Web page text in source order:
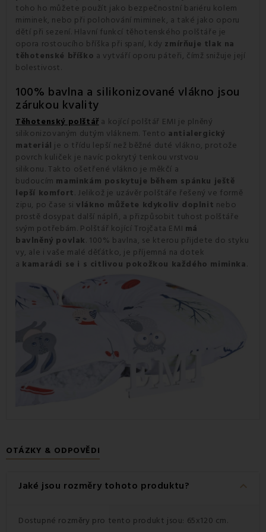
toho ho můžete použít jako bezpečnostní bariéru kolem
miminek, nebo při polohování miminek, a také jako oporu
dětí při sezení. Hlavní funkcí těhotenského polštáře je
opora rostoucího bříška při spaní, kdy zmírňuje tlak na
těhotenské bříško a vytváří oporu páteři, čímž snižuje její
bolestivost.
100% bavlna a silikonizované vlákno jsou
zárukou kvality
Těhotenský polštář a kojící polštář EMI je plněný
silikonizovaným dutým vláknem. Tento antialergický
materiál je o třídu lepší než běžné duté vlákno, protože
povrch kuliček je navíc pokrytý tenkou vrstvou
silikonu. Takto ošetřené vlákno je měkčí a
budoucím maminkám poskytuje během spánku ještě
lepší komfort. Jelikož je uzávěr polštáře řešený ve formě
zipu, po čase si vlákno můžete kdykoliv doplnit nebo
prostě dosypat další náplň, a přizpůsobit tuhost polštáře
svým potřebám. Polštář kojící Trojčata EMI má
bavlněný povlak. 100% bavlna, se kterou přijdete do styku
vy, ale i vaše malé děťátko, je příjemná na dotek
a kamarádi se i s citlivou pokožkou každého miminka.
OTÁZKY & ODPOVĚDI
Jaké jsou rozměry tohoto produktu? keyboard_arrow_down
Dostupné rozměry pro tento produkt jsou: 65x120 cm.